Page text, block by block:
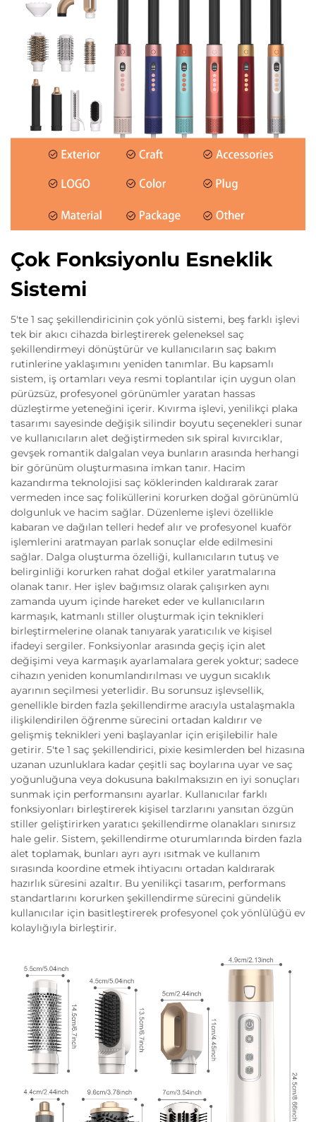
Çok Fonksiyonlu Esneklik
Sistemi
5'te 1 saç şekillendiricinin çok yönlü sistemi, beş farklı işlevi
tek bir akıcı cihazda birleştirerek geleneksel saç
şekillendirmeyi dönüştürür ve kullanıcıların saç bakım
rutinlerine yaklaşımını yeniden tanımlar. Bu kapsamlı
sistem, iş ortamları veya resmi toplantılar için uygun olan
pürüzsüz, profesyonel görünümler yaratan hassas
düzleştirme yeteneğini içerir. Kıvırma işlevi, yenilikçi plaka
tasarımı sayesinde değişik silindir boyutu seçenekleri sunar
ve kullanıcıların alet değiştirmeden sık spiral kıvırcıklar,
gevşek romantik dalgalan veya bunların arasında herhangi
bir görünüm oluşturmasına imkan tanır. Hacim
kazandırma teknolojisi saç köklerinden kaldırarak zarar
vermeden ince saç foliküllerini korurken doğal görünümlü
dolgunluk ve hacim sağlar. Düzenleme işlevi özellikle
kabaran ve dağılan telleri hedef alır ve profesyonel kuaför
işlemlerini aratmayan parlak sonuçlar elde edilmesini
sağlar. Dalga oluşturma özelliği, kullanıcıların tutuş ve
belirginliği korurken rahat doğal etkiler yaratmalarına
olanak tanır. Her işlev bağımsız olarak çalışırken aynı
zamanda uyum içinde hareket eder ve kullanıcıların
karmaşık, katmanlı stiller oluşturmak için teknikleri
birleştirmelerine olanak tanıyarak yaratıcılık ve kişisel
ifadeyi sergiler. Fonksiyonlar arasında geçiş için alet
değişimi veya karmaşık ayarlamalara gerek yoktur; sadece
cihazın yeniden konumlandırılması ve uygun sıcaklık
ayarının seçilmesi yeterlidir. Bu sorunsuz işlevsellik,
genellikle birden fazla şekillendirme aracıyla ustalaşmakla
ilişkilendirilen öğrenme sürecini ortadan kaldırır ve
gelişmiş teknikleri yeni başlayanlar için erişilebilir hale
getirir. 5'te 1 saç şekillendirici, pixie kesimlerden bel hizasına
uzanan uzunluklara kadar çeşitli saç boylarına uyar ve saç
yoğunluğuna veya dokusuna bakılmaksızın en iyi sonuçları
sunmak için performansını ayarlar. Kullanıcılar farklı
fonksiyonları birleştirerek kişisel tarzlarını yansıtan özgün
stiller geliştirirken yaratıcı şekillendirme olanakları sınırsız
hale gelir. Sistem, şekillendirme oturumlarında birden fazla
alet toplamak, bunları ayrı ayrı ısıtmak ve kullanım
sırasında koordine etmek ihtiyacını ortadan kaldırarak
hazırlık süresini azaltır. Bu yenilikçi tasarım, performans
standartlarını korurken şekillendirme sürecini gündelik
kullanıcılar için basitleştirerek profesyonel çok yönlülüğü ev
kolaylığıyla birleştirir.